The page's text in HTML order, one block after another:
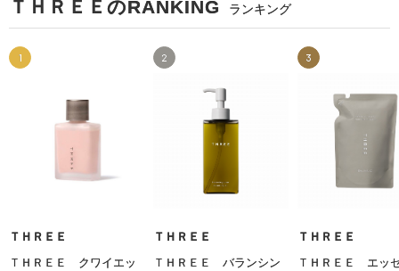
ＴＨＲＥＥのRANKING ランキング
1
ＴＨＲＥＥ
ＴＨＲＥＥ クワイエッ
2
ＴＨＲＥＥ
ＴＨＲＥＥ バランシン
3
ＴＨＲＥＥ
ＴＨＲＥＥ エッ